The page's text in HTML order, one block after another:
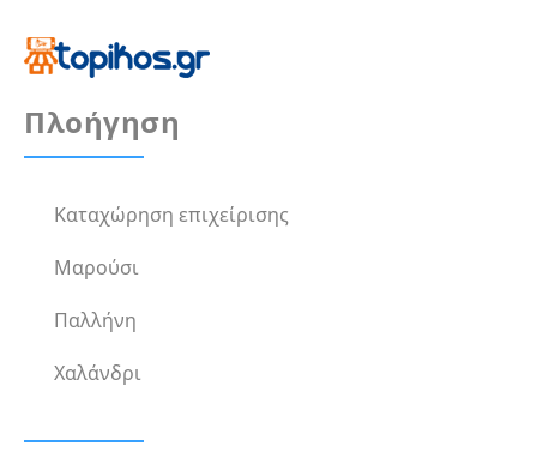
Πλοήγηση
Καταχώρηση επιχείρισης
Μαρούσι
Παλλήνη
Χαλάνδρι